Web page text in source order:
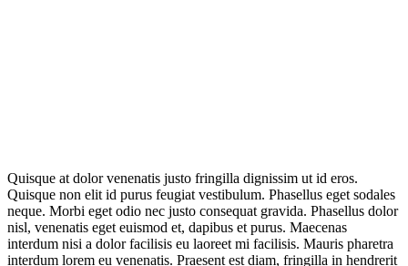
Quisque at dolor venenatis justo fringilla dignissim ut id eros.
Quisque non elit id purus feugiat vestibulum. Phasellus eget sodales
neque. Morbi eget odio nec justo consequat gravida. Phasellus dolor
nisl, venenatis eget euismod et, dapibus et purus. Maecenas
interdum nisi a dolor facilisis eu laoreet mi facilisis. Mauris pharetra
interdum lorem eu venenatis. Praesent est diam, fringilla in hendrerit